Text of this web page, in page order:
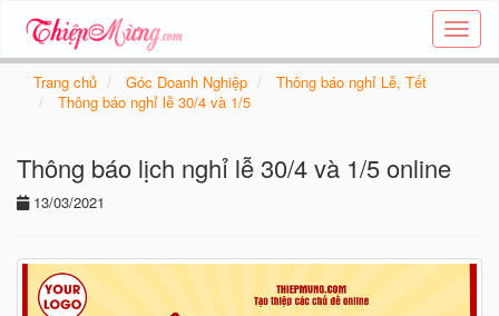
Tạo
thiệp
Trang chủ Góc Doanh Nghiệp
Thông báo nghỉ Lễ, Tết
Thông báo nghỉ lễ 30/4 và 1/5
Thông báo lịch nghỉ lễ 30/4 và 1/5 online
13/03/2021